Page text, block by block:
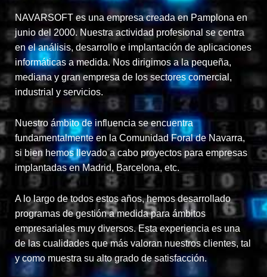
NAVARSOFT es una empresa creada en Pamplona en
junio del 2000. Nuestra actividad profesional se centra
en el análisis, desarrollo e implantación de aplicaciones
informáticas a medida. Nos dirigimos a la pequeña,
mediana y gran empresa de los sectores comercial,
industrial y servicios.
Nuestro ámbito de influencia se encuentra
fundamentalmente en la Comunidad Foral de Navarra,
si bien hemos llevado a cabo proyectos para empresas
implantadas en Madrid, Barcelona, etc.
A lo largo de todos estos años, hemos desarrollado
programas de gestión a medida para ámbitos
empresariales muy diversos. Esta experiencia es una
de las cualidades que más valoran nuestros clientes, tal
y como muestra su alto grado de satisfacción.